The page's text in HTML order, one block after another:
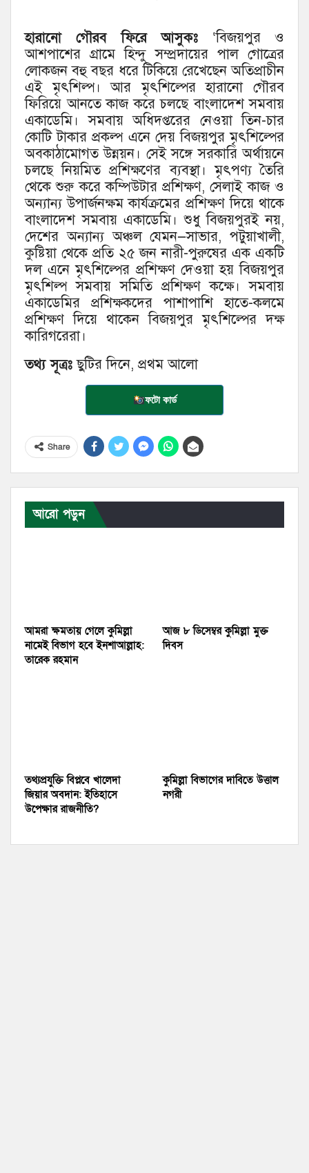
হারানো গৌরব ফিরে আসুকঃ ‘বিজয়পুর ও
আশপাশের গ্রামে হিন্দু সম্প্রদায়ের পাল গোত্রের
লোকজন বহু বছর ধরে টিকিয়ে রেখেছেন অতিপ্রাচীন
এই মৃৎশিল্প। আর মৃৎশিল্পের হারানো গৌরব
ফিরিয়ে আনতে কাজ করে চলছে বাংলাদেশ সমবায়
একাডেমি। সমবায় অধিদপ্তরের নেওয়া তিন-চার
কোটি টাকার প্রকল্প এনে দেয় বিজয়পুর মৃৎশিল্পের
অবকাঠামোগত উন্নয়ন। সেই সঙ্গে সরকারি অর্থায়নে
চলছে নিয়মিত প্রশিক্ষণের ব্যবস্থা। মৃৎপণ্য তৈরি
থেকে শুরু করে কম্পিউটার প্রশিক্ষণ, সেলাই কাজ ও
অন্যান্য উপার্জনক্ষম কার্যক্রমের প্রশিক্ষণ দিয়ে থাকে
বাংলাদেশ সমবায় একাডেমি। শুধু বিজয়পুরই নয়,
দেশের অন্যান্য অঞ্চল যেমন—সাভার, পটুয়াখালী,
কুষ্টিয়া থেকে প্রতি ২৫ জন নারী-পুরুষের এক একটি
দল এনে মৃৎশিল্পের প্রশিক্ষণ দেওয়া হয় বিজয়পুর
মৃৎশিল্প সমবায় সমিতি প্রশিক্ষণ কক্ষে। সমবায়
একাডেমির প্রশিক্ষকদের পাশাপাশি হাতে-কলমে
প্রশিক্ষণ দিয়ে থাকেন বিজয়পুর মৃৎশিল্পের দক্ষ
কারিগরেরা।
তথ্য সূত্রঃ ছুটির দিনে, প্রথম আলো
ফটো কার্ড
Share
আরো পড়ুন
আমরা ক্ষমতায় গেলে কুমিল্লা
নামেই বিভাগ হবে ইনশাআল্লাহ:
তারেক রহমান
আজ ৮ ডিসেম্বর কুমিল্লা মুক্ত
দিবস
তথ্যপ্রযুক্তি বিপ্লবে খালেদা
জিয়ার অবদান: ইতিহাসে
উপেক্ষার রাজনীতি?
কুমিল্লা বিভাগের দাবিতে উত্তাল
নগরী